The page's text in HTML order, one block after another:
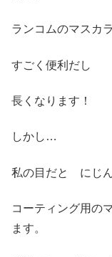
ランコムのマスカ
すごく便利だし
長くなります！
しかし…
私の目だと にじん
コーティング用の
ます。